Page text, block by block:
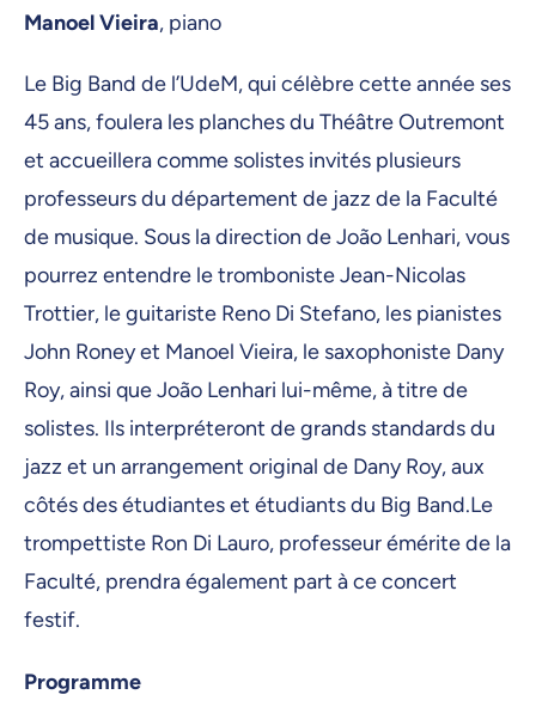
Manoel Vieira, piano
Le Big Band de l’UdeM, qui célèbre cette année ses
45 ans, foulera les planches du Théâtre Outremont
et accueillera comme solistes invités plusieurs
professeurs du département de jazz de la Faculté
de musique. Sous la direction de João Lenhari, vous
pourrez entendre le tromboniste Jean-Nicolas
Trottier, le guitariste Reno Di Stefano, les pianistes
John Roney et Manoel Vieira, le saxophoniste Dany
Roy, ainsi que João Lenhari lui-même, à titre de
solistes. Ils interpréteront de grands standards du
jazz et un arrangement original de Dany Roy, aux
côtés des étudiantes et étudiants du Big Band.Le
trompettiste Ron Di Lauro, professeur émérite de la
Faculté, prendra également part à ce concert
festif.
Programme